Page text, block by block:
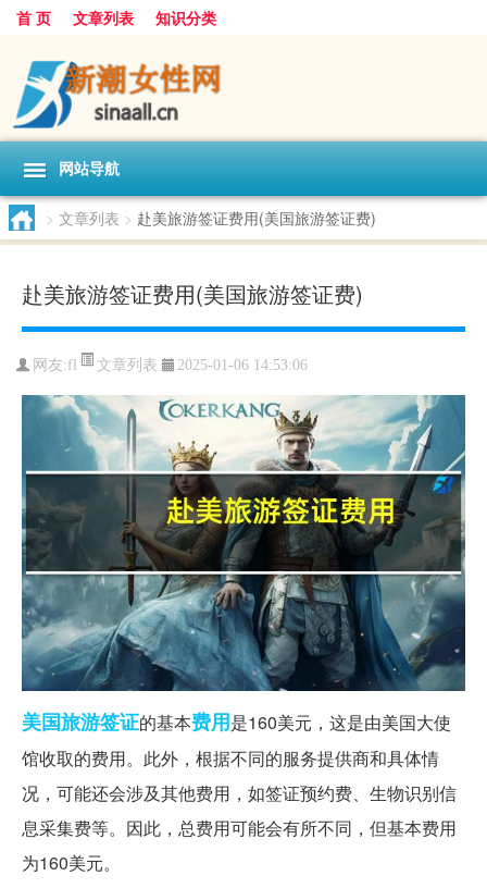
首 页 文章列表 知识分类
网站导航
> 文章列表 > 赴美旅游签证费用(美国旅游签证费)
赴美旅游签证费用(美国旅游签证费)
网友:fl 文章列表 2025-01-06 14:53:06
美国旅游签证的基本费用是160美元，这是由美国大使
馆收取的费用。此外，根据不同的服务提供商和具体情
况，可能还会涉及其他费用，如签证预约费、生物识别信
息采集费等。因此，总费用可能会有所不同，但基本费用
为160美元。